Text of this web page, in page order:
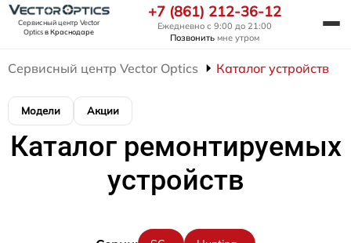
Сервисный центр Vector
Opticsв Краснодаре
+7 (861) 212-36-12
Ежедневно с 9:00 до 21:00
Позвонить мне утром
Сервисный центр Vector Optics Каталог устройств
Модели Акции
Каталог ремонтируемых
устройств